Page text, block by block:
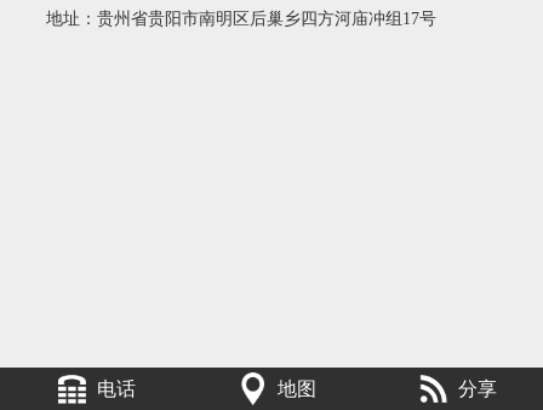
地址：贵州省贵阳市南明区后巢乡四方河庙冲组17号
电话 地图 分享